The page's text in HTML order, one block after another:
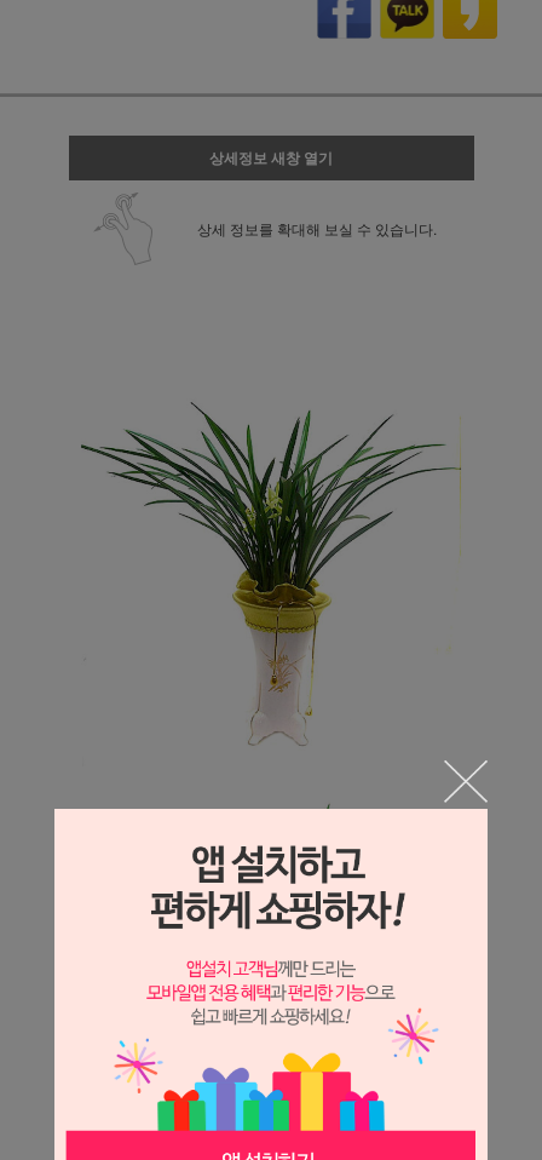
상세정보 새창 열기
상세 정보를 확대해 보실 수 있습니다.